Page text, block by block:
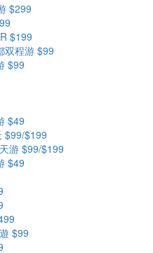
$299
$199
双程游 $99
$99
$49
$99/$199
游 $99/$199
$49
$99